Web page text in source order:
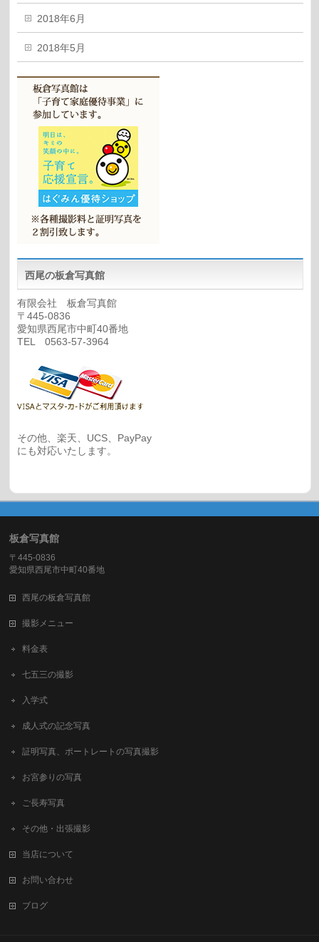
2018年6月
2018年5月
西尾の板倉写真館
有限会社 板倉写真館
〒445-0836
愛知県西尾市中町40番地
TEL 0563-57-3964
その他、楽天、UCS、PayPay
にも対応いたします。
板倉写真館
〒445-0836
愛知県西尾市中町40番地
西尾の板倉写真館
撮影メニュー
料金表
七五三の撮影
入学式
成人式の記念写真
証明写真、ポートレートの写真撮影
お宮参りの写真
ご長寿写真
その他・出張撮影
当店について
お問い合わせ
ブログ